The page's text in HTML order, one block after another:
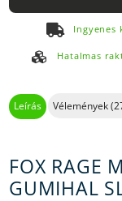
Ingyenes
Hatalmas
Leírás Vélemények
FOX RAGE
GUMIHAL